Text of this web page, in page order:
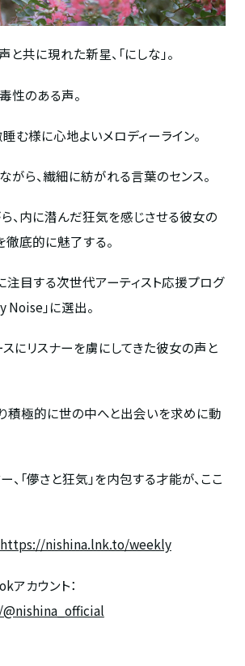
共に現れた新星、「にしな」。
性のある声。
睡む様に心地よいメロディーライン。
がら、繊細に紡がれる言葉のセンス。
、内に潜んだ狂気を感じさせる彼女の
徹底的に魅了する。
目する次世代アーティスト応援プログ
Noise」に選出。
スにリスナーを虜にしてきた彼女の声と
り積極的に世の中へと出会いを求めに動
、「儚さと狂気」を内包する才能が、ここ
https://nishina.lnk.to/weekly
アカウント：